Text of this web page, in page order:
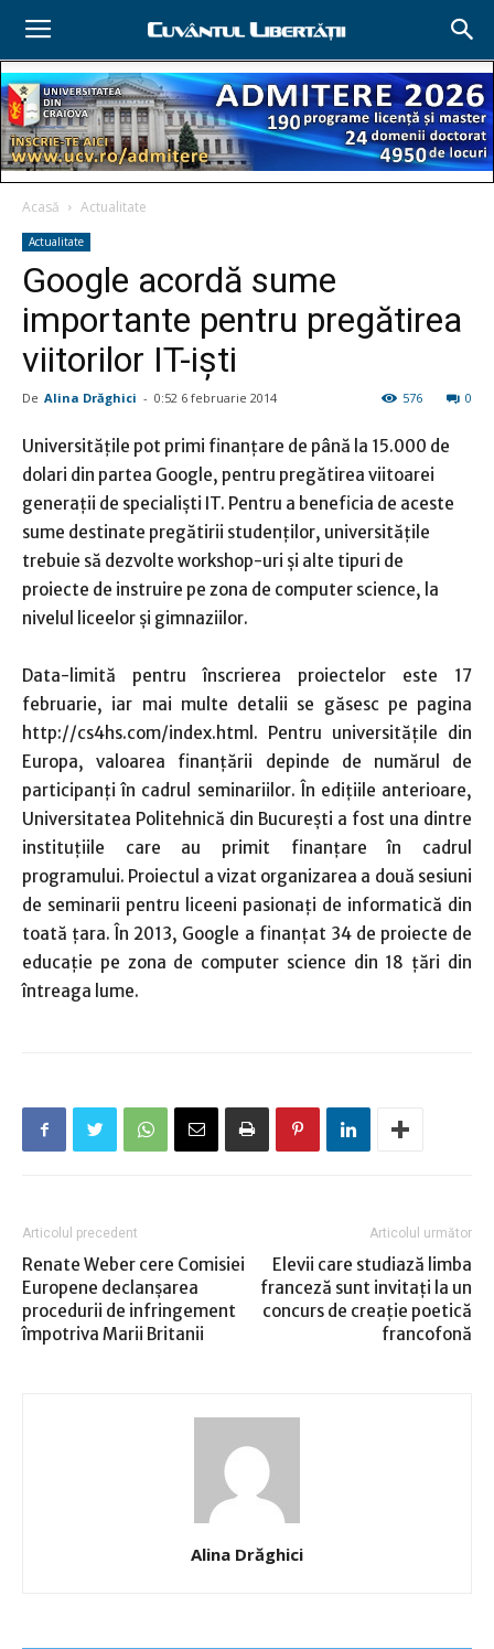
Acasă Actualitate
Actualitate
Google acordă sume
importante pentru pregătirea
viitorilor IT-işti
De Alina Drăghici - 0:52 6 februarie 2014 0
576
Universităţile pot primi finanţare de până la 15.000 de
dolari din partea Google, pentru pregătirea viitoarei
generaţii de specialişti IT. Pentru a beneficia de aceste
sume destinate pregătirii studenţilor, universităţile
trebuie să dezvolte workshop-uri şi alte tipuri de
proiecte de instruire pe zona de computer science, la
nivelul liceelor şi gimnaziilor.
Data-limită pentru înscrierea proiectelor este 17
februarie, iar mai multe detalii se găsesc pe pagina
http://cs4hs.com/index.html. Pentru universităţile din
Europa, valoarea finanţării depinde de numărul de
participanţi în cadrul seminariilor. În ediţiile anterioare,
Universitatea Politehnică din Bucureşti a fost una dintre
instituţiile care au primit finanţare în cadrul
programului. Proiectul a vizat organizarea a două sesiuni
de seminarii pentru liceeni pasionaţi de informatică din
toată ţara. În 2013, Google a finanţat 34 de proiecte de
educaţie pe zona de computer science din 18 ţări din
întreaga lume.
Articolul precedent
Renate Weber cere Comisiei
Europene declanşarea
procedurii de infringement
împotriva Marii Britanii
Articolul următor
Elevii care studiază limba
franceză sunt invitaţi la un
concurs de creaţie poetică
francofonă
Alina Drăghici